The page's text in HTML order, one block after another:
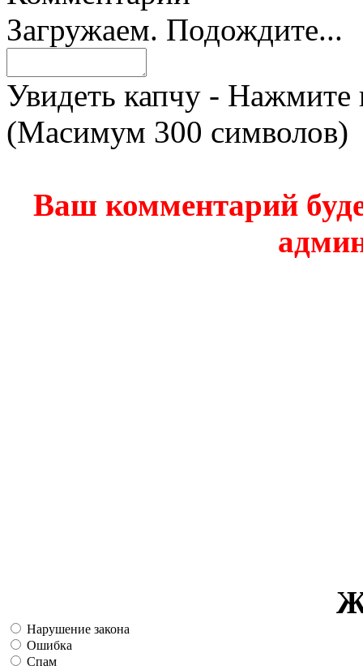
Загружаем. Подождите...
Увидеть капчу - Нажмите
(Масимум 300 символов)
Ваш комментарий
Нарушение закона
Ошибка
Спам